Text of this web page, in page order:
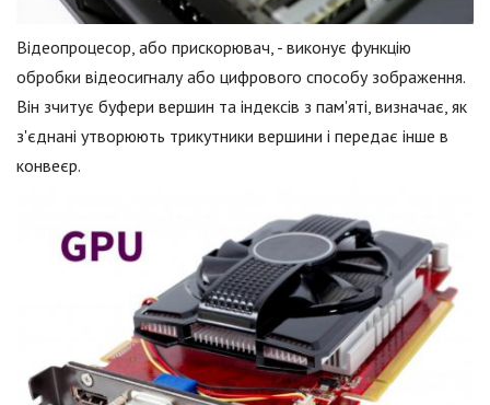
Відеопроцесор, або прискорювач, - виконує функцію
обробки відеосигналу або цифрового способу зображення.
Він зчитує буфери вершин та індексів з пам'яті, визначає, як
з'єднані утворюють трикутники вершини і передає інше в
конвеєр.